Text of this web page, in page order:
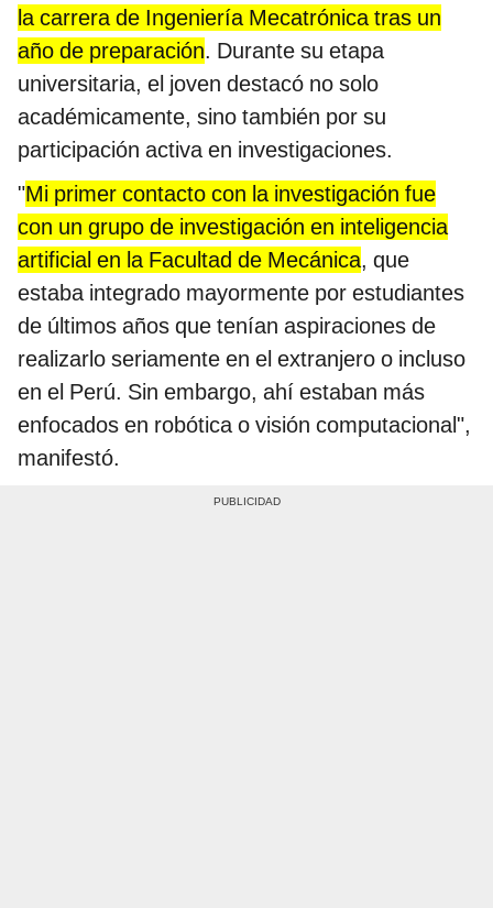
la carrera de Ingeniería Mecatrónica tras un
año de preparación. Durante su etapa
universitaria, el joven destacó no solo
académicamente, sino también por su
participación activa en investigaciones.
"Mi primer contacto con la investigación fue
con un grupo de investigación en inteligencia
artificial en la Facultad de Mecánica, que
estaba integrado mayormente por estudiantes
de últimos años que tenían aspiraciones de
realizarlo seriamente en el extranjero o incluso
en el Perú. Sin embargo, ahí estaban más
enfocados en robótica o visión computacional",
manifestó.